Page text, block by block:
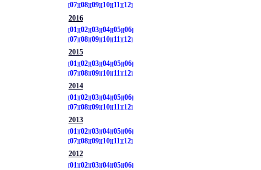
07 08 09 10 11 12
2016
01
02 03 04 05 06
07 08 09 10 11
12
2015
01
02 03 04 05 06
07 08 09 10 11
12
2014
01
02 03 04 05 06
07 08 09 10 11
12
2013
01
02 03 04 05 06
07 08 09 10 11
12
2012
01
02 03 04 05 06